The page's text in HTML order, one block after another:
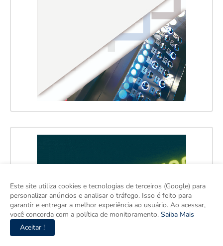
Este site utiliza cookies e tecnologias de terceiros (Google) para
personalizar anúncios e analisar o tráfego. Isso é feito para
garantir e entregar a melhor experiência ao usuário. Ao acessar,
você concorda com a política de monitoramento. Saiba Mais
Aceitar !